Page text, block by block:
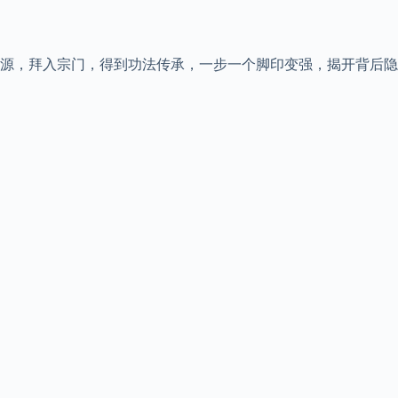
，拜入宗门，得到功法传承，一步一个脚印变强，揭开背后隐